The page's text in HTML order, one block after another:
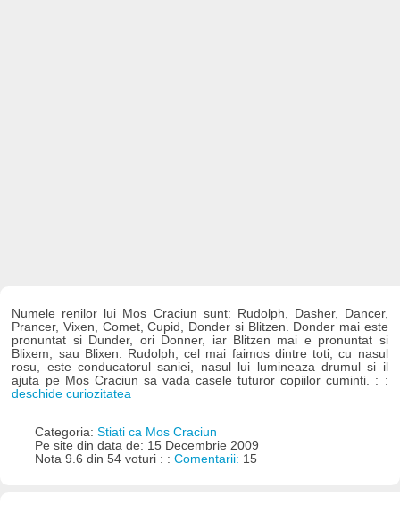
Numele renilor lui Mos Craciun sunt: Rudolph, Dasher, Dancer,
Prancer, Vixen, Comet, Cupid, Donder si Blitzen. Donder mai este
pronuntat si Dunder, ori Donner, iar Blitzen mai e pronuntat si
Blixem, sau Blixen. Rudolph, cel mai faimos dintre toti, cu nasul
rosu, este conducatorul saniei, nasul lui lumineaza drumul si il
ajuta pe Mos Craciun sa vada casele tuturor copiilor cuminti. : :
deschide curiozitatea
Categoria: Stiati ca Mos Craciun
Pe site din data de: 15 Decembrie 2009
Nota 9.6 din 54 voturi : : Comentarii: 15